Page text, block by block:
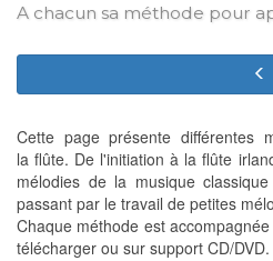
A chacun sa méthode pour
Cette page présente différentes
la flûte. De l'initiation à la flûte
mélodies de la musique
passant par le travail de petites
Chaque méthode est
télécharger ou sur support CD/DVD.